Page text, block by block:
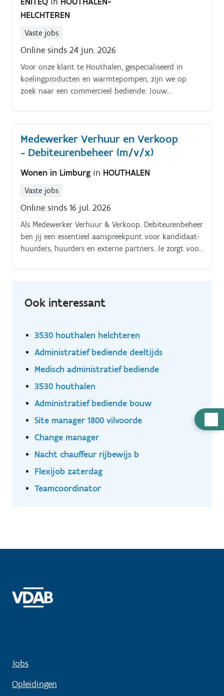
HELCHTEREN
Vaste jobs
Online sinds 24 jun. 2026
Voor onze klant te Houthalen, gespecialiseerd in
koelingproducten en warmtepompen, zijn we op
zoek naar een commercieel bediende. Jouw
stelt hun wensen vast.
Medewerker Verhuur en Verkoop
- Debiteurenbeheer (m/v/x)
Wonen in Limburg in HOUTHALEN
Vaste jobs
Online sinds 16 jul. 2026
Als Medewerker Verhuur & Verkoop. Debiteurenbeheer
ben jij een essentieel aanspreekpunt voor kandidaat-
huurders, huurders en externe partners. Je zorgt voor
communicatie en een nauwgezette begeleiding van
klantgerichtheid zorgen ervoor dat elk dossier correct
wordt opgevolgd en dat elke kandidaat of huurder
Ook interessant
3530 houthalen helchteren
Administratief bediende deeltijds
Medisch administratief bediende
3530 houthalen
Administratief bediende bouw
Site manager 1800 vilvoorde
Change manager
Nacht chauffeur rijbewijs b
Flexijob zaterdag
Teamcoordinator
Jobs
Opleidingen